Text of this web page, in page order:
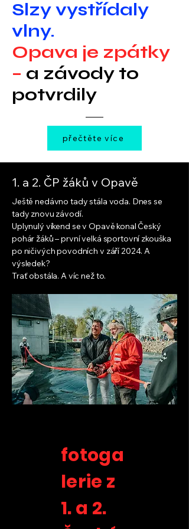
Slzy vystřídaly
vlny.
Opava je zpátky
– a závody to
potvrdily
přečtěte více
1. a 2. ČP žáků v Opavě
Ještě nedávno tady stála voda. Dnes se
tady znovu závodí.
Uplynulý víkend se v Opavě konal Český
pohár žáků – první velká sportovní zkouška
po ničivých povodních v září 2024. A
výsledek?
Trať obstála. A víc než to.
fotoga
lerie z
1. a 2.